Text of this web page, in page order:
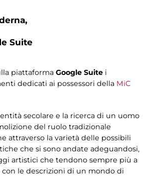
Suite
piattaforma Google Suite i
dedicati ai possessori della MiC
secolare e la ricerca di un uomo
del ruolo tradizionale
attraverso la varietà delle possibili
che si sono andate adeguandosi,
artistici che tendono sempre più a
le descrizioni di un mondo di